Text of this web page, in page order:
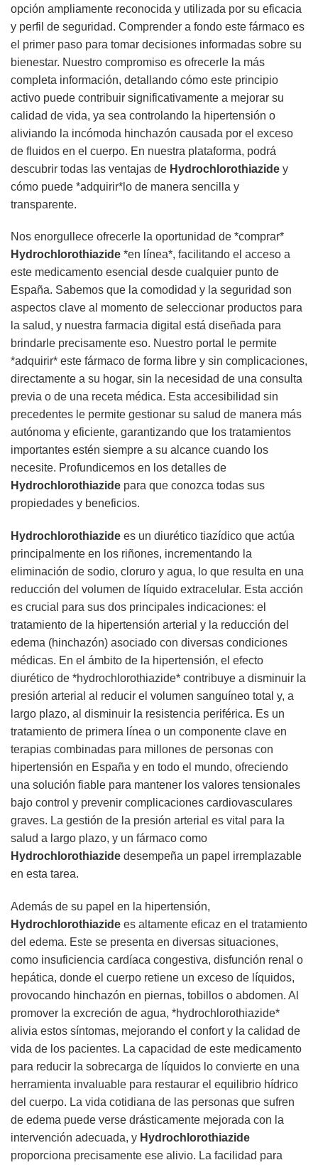
opción ampliamente reconocida y utilizada por su eficacia
y perfil de seguridad. Comprender a fondo este fármaco es
el primer paso para tomar decisiones informadas sobre su
bienestar. Nuestro compromiso es ofrecerle la más
completa información, detallando cómo este principio
activo puede contribuir significativamente a mejorar su
calidad de vida, ya sea controlando la hipertensión o
aliviando la incómoda hinchazón causada por el exceso
de fluidos en el cuerpo. En nuestra plataforma, podrá
descubrir todas las ventajas de Hydrochlorothiazide y
cómo puede *adquirir*lo de manera sencilla y
transparente.
Nos enorgullece ofrecerle la oportunidad de *comprar*
Hydrochlorothiazide *en línea*, facilitando el acceso a
este medicamento esencial desde cualquier punto de
España. Sabemos que la comodidad y la seguridad son
aspectos clave al momento de seleccionar productos para
la salud, y nuestra farmacia digital está diseñada para
brindarle precisamente eso. Nuestro portal le permite
*adquirir* este fármaco de forma libre y sin complicaciones,
directamente a su hogar, sin la necesidad de una consulta
previa o de una receta médica. Esta accesibilidad sin
precedentes le permite gestionar su salud de manera más
autónoma y eficiente, garantizando que los tratamientos
importantes estén siempre a su alcance cuando los
necesite. Profundicemos en los detalles de
Hydrochlorothiazide para que conozca todas sus
propiedades y beneficios.
Hydrochlorothiazide es un diurético tiazídico que actúa
principalmente en los riñones, incrementando la
eliminación de sodio, cloruro y agua, lo que resulta en una
reducción del volumen de líquido extracelular. Esta acción
es crucial para sus dos principales indicaciones: el
tratamiento de la hipertensión arterial y la reducción del
edema (hinchazón) asociado con diversas condiciones
médicas. En el ámbito de la hipertensión, el efecto
diurético de *hydrochlorothiazide* contribuye a disminuir la
presión arterial al reducir el volumen sanguíneo total y, a
largo plazo, al disminuir la resistencia periférica. Es un
tratamiento de primera línea o un componente clave en
terapias combinadas para millones de personas con
hipertensión en España y en todo el mundo, ofreciendo
una solución fiable para mantener los valores tensionales
bajo control y prevenir complicaciones cardiovasculares
graves. La gestión de la presión arterial es vital para la
salud a largo plazo, y un fármaco como
Hydrochlorothiazide desempeña un papel irremplazable
en esta tarea.
Además de su papel en la hipertensión,
Hydrochlorothiazide es altamente eficaz en el tratamiento
del edema. Este se presenta en diversas situaciones,
como insuficiencia cardíaca congestiva, disfunción renal o
hepática, donde el cuerpo retiene un exceso de líquidos,
provocando hinchazón en piernas, tobillos o abdomen. Al
promover la excreción de agua, *hydrochlorothiazide*
alivia estos síntomas, mejorando el confort y la calidad de
vida de los pacientes. La capacidad de este medicamento
para reducir la sobrecarga de líquidos lo convierte en una
herramienta invaluable para restaurar el equilibrio hídrico
del cuerpo. La vida cotidiana de las personas que sufren
de edema puede verse drásticamente mejorada con la
intervención adecuada, y Hydrochlorothiazide
proporciona precisamente ese alivio. La facilidad para